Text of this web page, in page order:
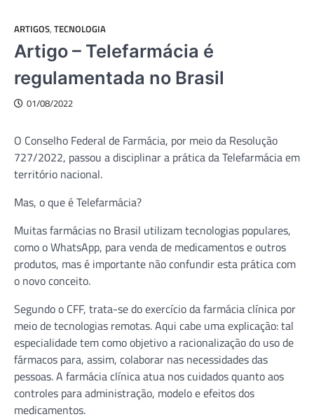
ARTIGOS, TECNOLOGIA
Artigo – Telefarmácia é
regulamentada no Brasil
01/08/2022
O Conselho Federal de Farmácia, por meio da Resolução
727/2022, passou a disciplinar a prática da Telefarmácia em
território nacional.
Mas, o que é Telefarmácia?
Muitas farmácias no Brasil utilizam tecnologias populares,
como o WhatsApp, para venda de medicamentos e outros
produtos, mas é importante não confundir esta prática com
o novo conceito.
Segundo o CFF, trata-se do exercício da farmácia clínica por
meio de tecnologias remotas. Aqui cabe uma explicação: tal
especialidade tem como objetivo a racionalização do uso de
fármacos para, assim, colaborar nas necessidades das
pessoas. A farmácia clínica atua nos cuidados quanto aos
controles para administração, modelo e efeitos dos
medicamentos.